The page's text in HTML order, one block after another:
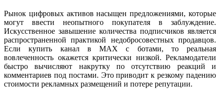
Рынок цифровых активов насыщен предложениями, которые
могут ввести неопытного покупателя в заблуждение.
Искусственное завышение количества подписчиков является
распространенной практикой недобросовестных продавцов.
Если купить канал в MAX с ботами, то реальная
вовлеченность окажется критически низкой. Рекламодатели
быстро вычисляют накрутку по отсутствию реакций и
комментариев под постами. Это приводит к резкому падению
стоимости рекламных размещений и потере репутации.